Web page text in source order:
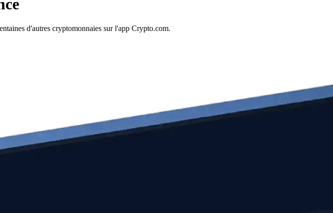
d'autres cryptomonnaies sur l'app Crypto.com.